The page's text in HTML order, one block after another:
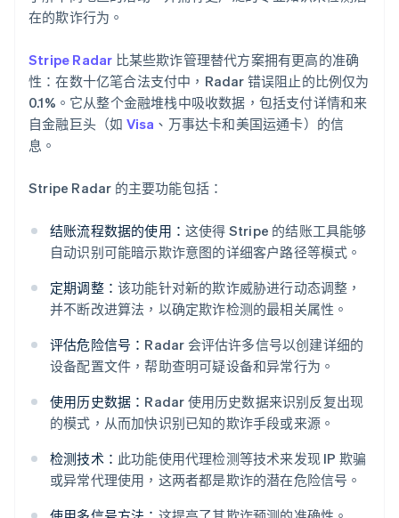
在的欺诈行为。
Stripe Radar 比某些欺诈管理替代方案拥有更高的准确
性：在数十亿笔合法支付中，Radar 错误阻止的比例仅为
0.1%。它从整个金融堆栈中吸收数据，包括支付详情和来
自金融巨头（如 Visa 、万事达卡和美国运通卡）的信
息。
Stripe Radar 的主要功能包括：
结账流程数据的使用： 这使得 Stripe 的结账工具能够
自动识别可能暗示欺诈意图的详细客户路径等模式。
定期调整： 该功能针对新的欺诈威胁进行动态调整，
并不断改进算法，以确定欺诈检测的最相关属性。
评估危险信号： Radar 会评估许多信号以创建详细的
设备配置文件，帮助查明可疑设备和异常行为。
使用历史数据： Radar 使用历史数据来识别反复出现
的模式，从而加快识别已知的欺诈手段或来源。
检测技术： 此功能使用代理检测等技术来发现 IP 欺骗
或异常代理使用，这两者都是欺诈的潜在危险信号。